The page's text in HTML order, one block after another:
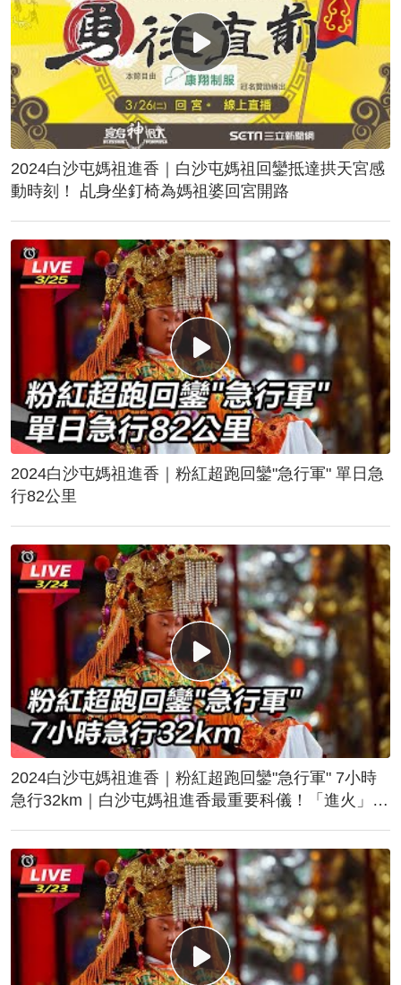
2024白沙屯媽祖進香｜白沙屯媽祖回鑾抵達拱天宮感
動時刻！ 乩身坐釘椅為媽祖婆回宮開路
2024白沙屯媽祖進香｜粉紅超跑回鑾"急行軍" 單日急
行82公里
2024白沙屯媽祖進香｜粉紅超跑回鑾"急行軍" 7小時
急行32km｜白沙屯媽祖進香最重要科儀！「進火」儀